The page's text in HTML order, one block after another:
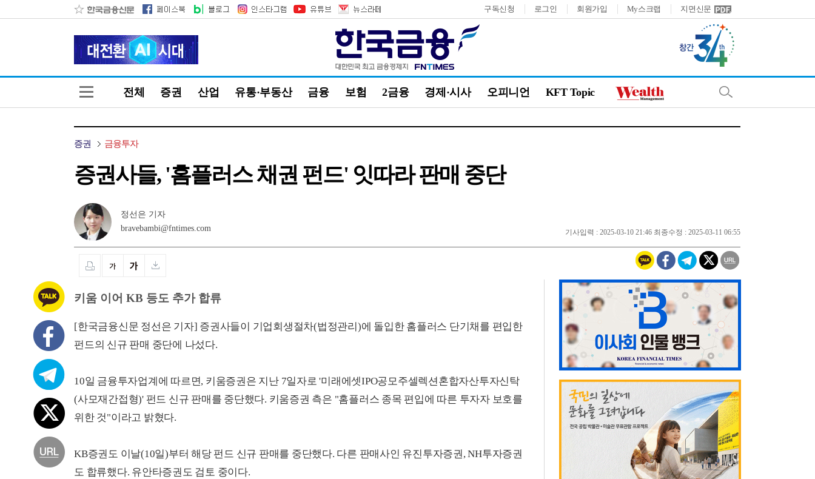
구독신청 로그인 회원가입 My스크랩 지면신문
전체 증권 산업 유통·부동산 금융 보험 2금융 경제·시사 오피니언 KFT Topic
증권 금융투자
증권사들, '홈플러스 채권 펀드' 잇따라 판매 중단
정선은 기자
bravebambi@fntimes.com
기사입력 : 2025-03-10 21:46 최종수정 : 2025-03-11 06:55
키움 이어 KB 등도 추가 합류
[한국금융신문 정선은 기자] 증권사들이 기업회생절차(법정관리)에 돌입한 홈플러스 단기채를 편입한
펀드의 신규 판매 중단에 나섰다.
10일 금융투자업계에 따르면, 키움증권은 지난 7일자로 '미래에셋IPO공모주셀렉션혼합자산투자신탁
(사모재간접형)' 펀드 신규 판매를 중단했다. 키움증권 측은 "홈플러스 종목 편입에 따른 투자자 보호를
위한 것"이라고 밝혔다.
KB증권도 이날(10일)부터 해당 펀드 신규 판매를 중단했다. 다른 판매사인 유진투자증권, NH투자증권
도 합류했다. 유안타증권도 검토 중이다.